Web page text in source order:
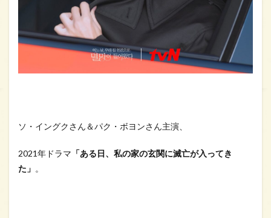
ソ・イングクさん＆パク・ボヨンさん主演、
2021年ドラマ 「ある日、私の家の玄関に滅亡が入ってき
た」 。